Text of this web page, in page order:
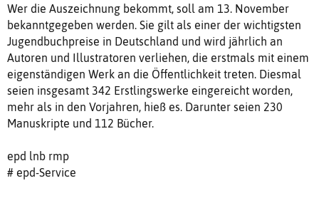
Wer die Auszeichnung bekommt, soll am 13. November
bekanntgegeben werden. Sie gilt als einer der wichtigsten
Jugendbuchpreise in Deutschland und wird jährlich an
Autoren und Illustratoren verliehen, die erstmals mit einem
eigenständigen Werk an die Öffentlichkeit treten. Diesmal
seien insgesamt 342 Erstlingswerke eingereicht worden,
mehr als in den Vorjahren, hieß es. Darunter seien 230
Manuskripte und 112 Bücher.
epd lnb rmp
# epd-Service